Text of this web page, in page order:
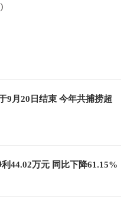
9月20日结束 今年共捕捞超
44.02万元 同比下降61.15%